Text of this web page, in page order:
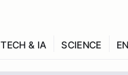
TECH & IA SCIENCE